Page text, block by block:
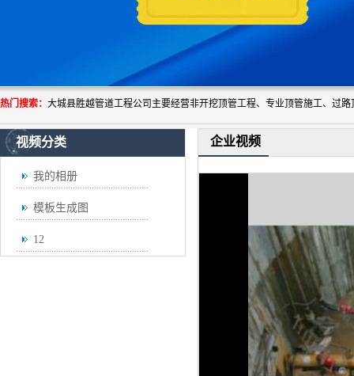
热门搜索：
视频分类
我的相册
模板生成图
12
企业视频